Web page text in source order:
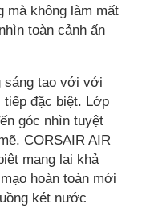
mà không làm mất
toàn cảnh ấn
sáng tạo với với
đặc biệt. Lớp
góc nhìn tuyệt
CORSAIR AIR
mang lại khả
hoàn toàn mới
két nước